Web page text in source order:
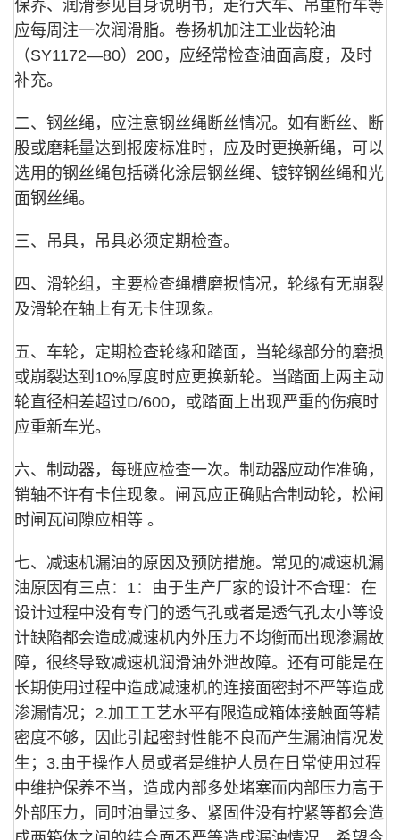
保养、润滑参见自身说明书，走行大车、吊重桁车等
应每周注一次润滑脂。卷扬机加注工业齿轮油
（SY1172—80）200，应经常检查油面高度，及时
补充。
二、钢丝绳，应注意钢丝绳断丝情况。如有断丝、断
股或磨耗量达到报废标准时，应及时更换新绳，可以
选用的钢丝绳包括磷化涂层钢丝绳、镀锌钢丝绳和光
面钢丝绳。
三、吊具，吊具必须定期检查。
四、滑轮组，主要检查绳槽磨损情况，轮缘有无崩裂
及滑轮在轴上有无卡住现象。
五、车轮，定期检查轮缘和踏面，当轮缘部分的磨损
或崩裂达到10%厚度时应更换新轮。当踏面上两主动
轮直径相差超过D/600，或踏面上出现严重的伤痕时
应重新车光。
六、制动器，每班应检查一次。制动器应动作准确，
销轴不许有卡住现象。闸瓦应正确贴合制动轮，松闸
时闸瓦间隙应相等 。
七、减速机漏油的原因及预防措施。常见的减速机漏
油原因有三点：1：由于生产厂家的设计不合理：在
设计过程中没有专门的透气孔或者是透气孔太小等设
计缺陷都会造成减速机内外压力不均衡而出现渗漏故
障，很终导致减速机润滑油外泄故障。还有可能是在
长期使用过程中造成减速机的连接面密封不严等造成
渗漏情况；2.加工工艺水平有限造成箱体接触面等精
密度不够，因此引起密封性能不良而产生漏油情况发
生；3.由于操作人员或者是维护人员在日常使用过程
中维护保养不当，造成内部多处堵塞而内部压力高于
外部压力，同时油量过多、紧固件没有拧紧等都会造